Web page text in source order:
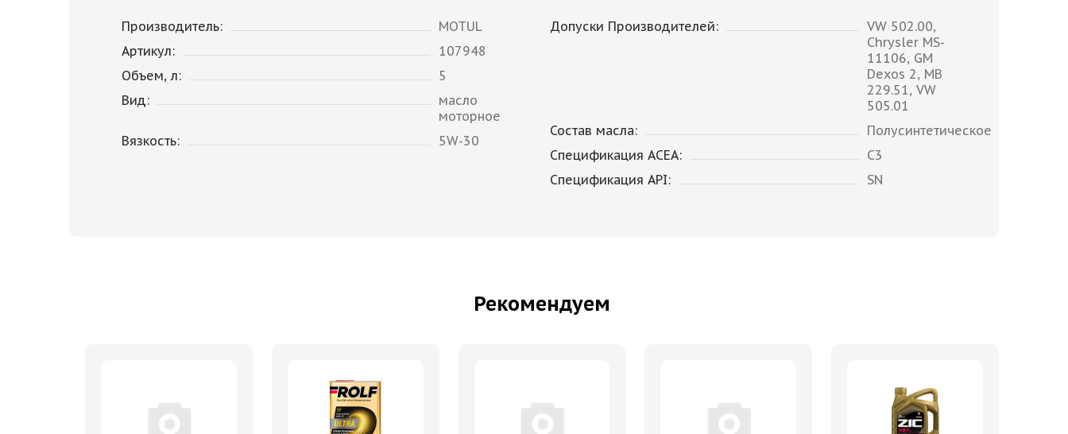
Производитель:
MOTUL
Артикул:
107948
Объем, л:
5
Вид:
масло
моторное
Вязкость:
5W-30
Допуски Производителей:
VW 502.00,
Chrysler MS-
11106, GM
Dexos 2, MB
229.51, VW
505.01
Состав масла:
Полусинтетическое
Спецификация ACEA:
C3
Спецификация API:
SN
Рекомендуем